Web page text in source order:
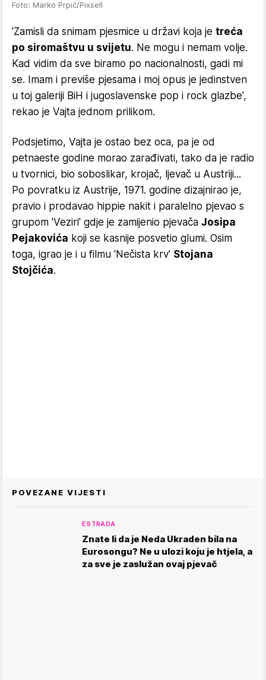
Foto: Marko Prpić/Pixsell
'Zamisli da snimam pjesmice u državi koja je treća
po siromaštvu u svijetu. Ne mogu i nemam volje.
Kad vidim da sve biramo po nacionalnosti, gadi mi
se. Imam i previše pjesama i moj opus je jedinstven
u toj galeriji BiH i jugoslavenske pop i rock glazbe',
rekao je Vajta jednom prilikom.
Podsjetimo, Vajta je ostao bez oca, pa je od
petnaeste godine morao zarađivati, tako da je radio
u tvornici, bio soboslikar, krojač, ljevač u Austriji...
Po povratku iz Austrije, 1971. godine dizajnirao je,
pravio i prodavao hippie nakit i paralelno pjevao s
grupom 'Veziri' gdje je zamijenio pjevača Josipa
Pejakovića koji se kasnije posvetio glumi. Osim
toga, igrao je i u filmu 'Nečista krv' Stojana
Stojčića.
POVEZANE VIJESTI
ESTRADA
Znate li da je Neda Ukraden bila na
Eurosongu? Ne u ulozi koju je htjela, a
za sve je zaslužan ovaj pjevač